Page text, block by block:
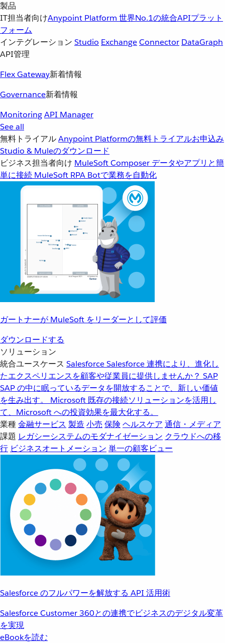
製品
IT担当者向けAnypoint Platform 世界No.1の統合APIプラット
フォーム
インテグレーション Studio ExchangeConnector DataGraph
API管理
Flex Gateway新着情報
Governance新着情報
MonitoringAPI Manager
See all
無料トライアルAnypoint Platformの無料トライアルお申込み
Studio & Muleのダウンロード
ビジネス担当者向け MuleSoft Composer データやアプリと簡
単に接続 MuleSoft RPA Botで業務を自動化
ガートナーが MuleSoft をリーダーとして評価
ダウンロードする
ソリューション
統合ユースケース SalesforceSalesforce 連携により、進化し
たエクスペリエンスを顧客や従業員に提供しませんか？ SAP
SAP の中に眠っているデータを開放することで、新しい価値
を生み出す。
Microsoft 既存の接続ソリューションを活用し
て、Microsoft への投資効果を最大化する。
業種金融サービス 製造 小売 保険 ヘルスケア 通信・メディア
課題 レガシーシステムのモダナイゼーション クラウドへの移
行 ビジネスオートメーション 単一の顧客ビュー
Salesforce のフルパワーを解放する API 活用術
Salesforce Customer 360との連携でビジネスのデジタル変革
を実現
eBookを読む